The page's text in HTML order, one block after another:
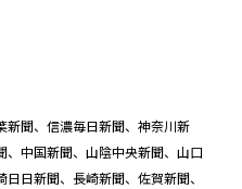
新聞、信濃毎日新聞、神奈川新
中国新聞、山陰中央新聞、山口
日新聞、長崎新聞、佐賀新聞、